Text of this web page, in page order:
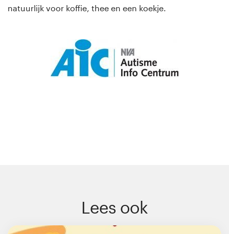
natuurlijk voor koffie, thee en een koekje.
Lees ook